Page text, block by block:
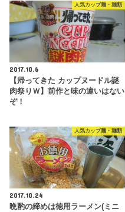
人気カップ麺・麺類
2017.10.6
【帰ってきた カップヌードル謎
肉祭りＷ】前作と味の違いはない
ぞ！
人気カップ麺・麺類
2017.10.24
晩酌の締めは徳用ラーメン(ミニ